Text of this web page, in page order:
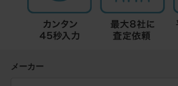
メーカー